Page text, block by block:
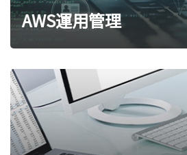
AWS運用管理